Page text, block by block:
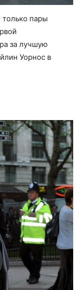
только пары
за лучшую
Уорнос в